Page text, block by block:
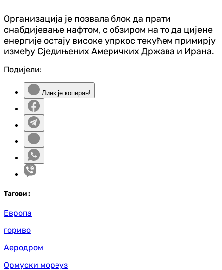
Организација је позвала блок да прати
снабдијевање нафтом, с обзиром на то да цијене
енергије остају високе упркос текућем примирју
између Сједињених Америчких Држава и Ирана.
Подијели:
Линк је копиран!
Тагови :
Европа
гориво
Аеродром
Ормуски мореуз